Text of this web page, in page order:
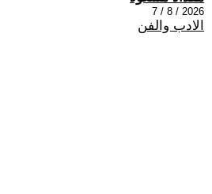
2026 / 8 / 7
الادب والفن